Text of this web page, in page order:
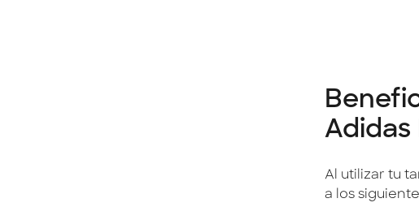
Adidas
Al utilizar tu
a los